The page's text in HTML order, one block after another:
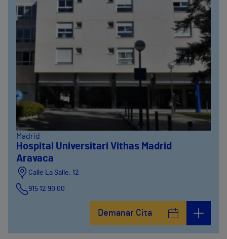
Madrid
Hospital Universitari Vithas Madrid
Aravaca
Calle La Salle, 12
915 12 90 00
Demanar Cita